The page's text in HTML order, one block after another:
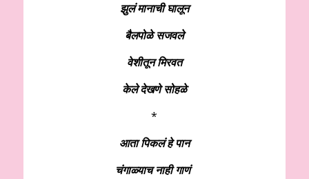
झुलं मानाची घालून
बैलपोळे सजवले
वेशीतून मिरवत
केले देखणे सोहळे
*
आता पिकलं हे पान
चंगाळ्याच नाही गाणं